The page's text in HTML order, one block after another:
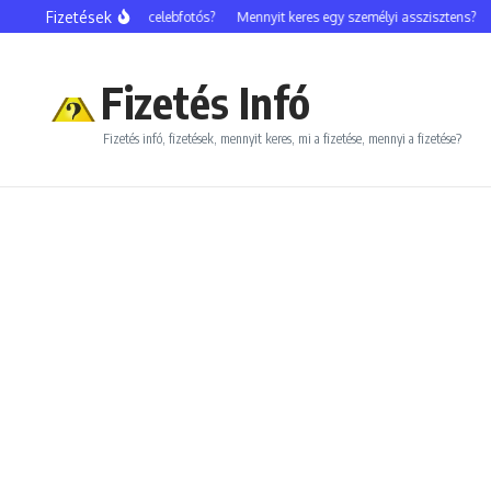
Ugrás a tartalomhoz
Fizetések
Mennyit keres egy celebfotós? Mennyit keres egy személyi asszisztens?
Fizetés Infó
Fizetés infó, fizetések, mennyit keres, mi a fizetése, mennyi a fizetése?